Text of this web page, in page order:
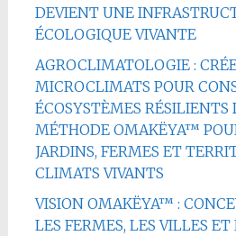
DEVIENT UNE
ÉCOLOGIQUE VIVANTE
AGROCLIMATOLOGIE :
MICROCLIMATS POUR
ÉCOSYSTÈMES
MÉTHODE OMAKËYA™
JARDINS, FERMES ET
CLIMATS VIVANTS
VISION OMAKËYA™ :
LES FERMES, LES VILLES